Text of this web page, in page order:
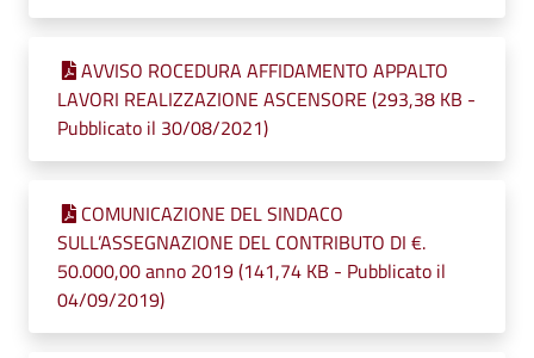
AVVISO ROCEDURA AFFIDAMENTO APPALTO
LAVORI REALIZZAZIONE ASCENSORE (293,38 KB -
Pubblicato il 30/08/2021)
COMUNICAZIONE DEL SINDACO
SULL’ASSEGNAZIONE DEL CONTRIBUTO DI €.
50.000,00 anno 2019 (141,74 KB - Pubblicato il
04/09/2019)